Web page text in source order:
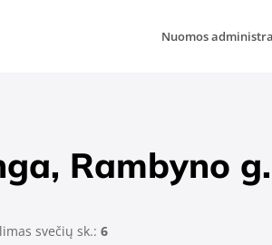
Nuomos
Rambyno
svečių sk.:6